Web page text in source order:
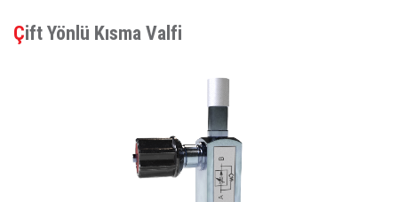
Çift Yönlü Kısma Valfi